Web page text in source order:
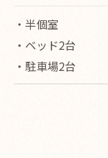
・半個室
・ベッド2台
・駐車場2台